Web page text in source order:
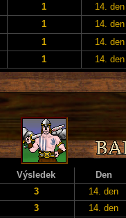
1
14. den
1
14. den
1
14. den
1 14. den
Výsledek
Den
3
14. den
3
14. den